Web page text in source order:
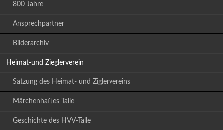
800 Jahre
Ansprechpartner
Bilderarchiv
Heimat-und Zieglerverein
Satzung des Heimat- und Ziglervereins
Märchenhaftes Talle
Geschichte des HVV-Talle